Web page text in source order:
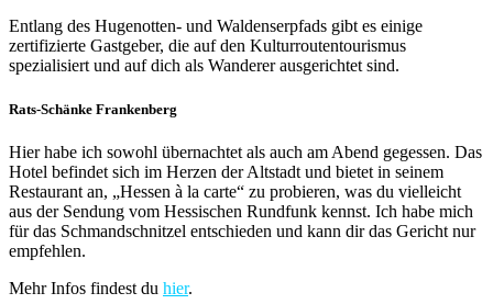
Entlang des Hugenotten- und Waldenserpfads gibt es einige
zertifizierte Gastgeber, die auf den Kulturroutentourismus
spezialisiert und auf dich als Wanderer ausgerichtet sind.
Rats-Schänke Frankenberg
Hier habe ich sowohl übernachtet als auch am Abend gegessen. Das
Hotel befindet sich im Herzen der Altstadt und bietet in seinem
Restaurant an, „Hessen à la carte“ zu probieren, was du vielleicht
aus der Sendung vom Hessischen Rundfunk kennst. Ich habe mich
für das Schmandschnitzel entschieden und kann dir das Gericht nur
empfehlen.
Mehr Infos findest du hier.